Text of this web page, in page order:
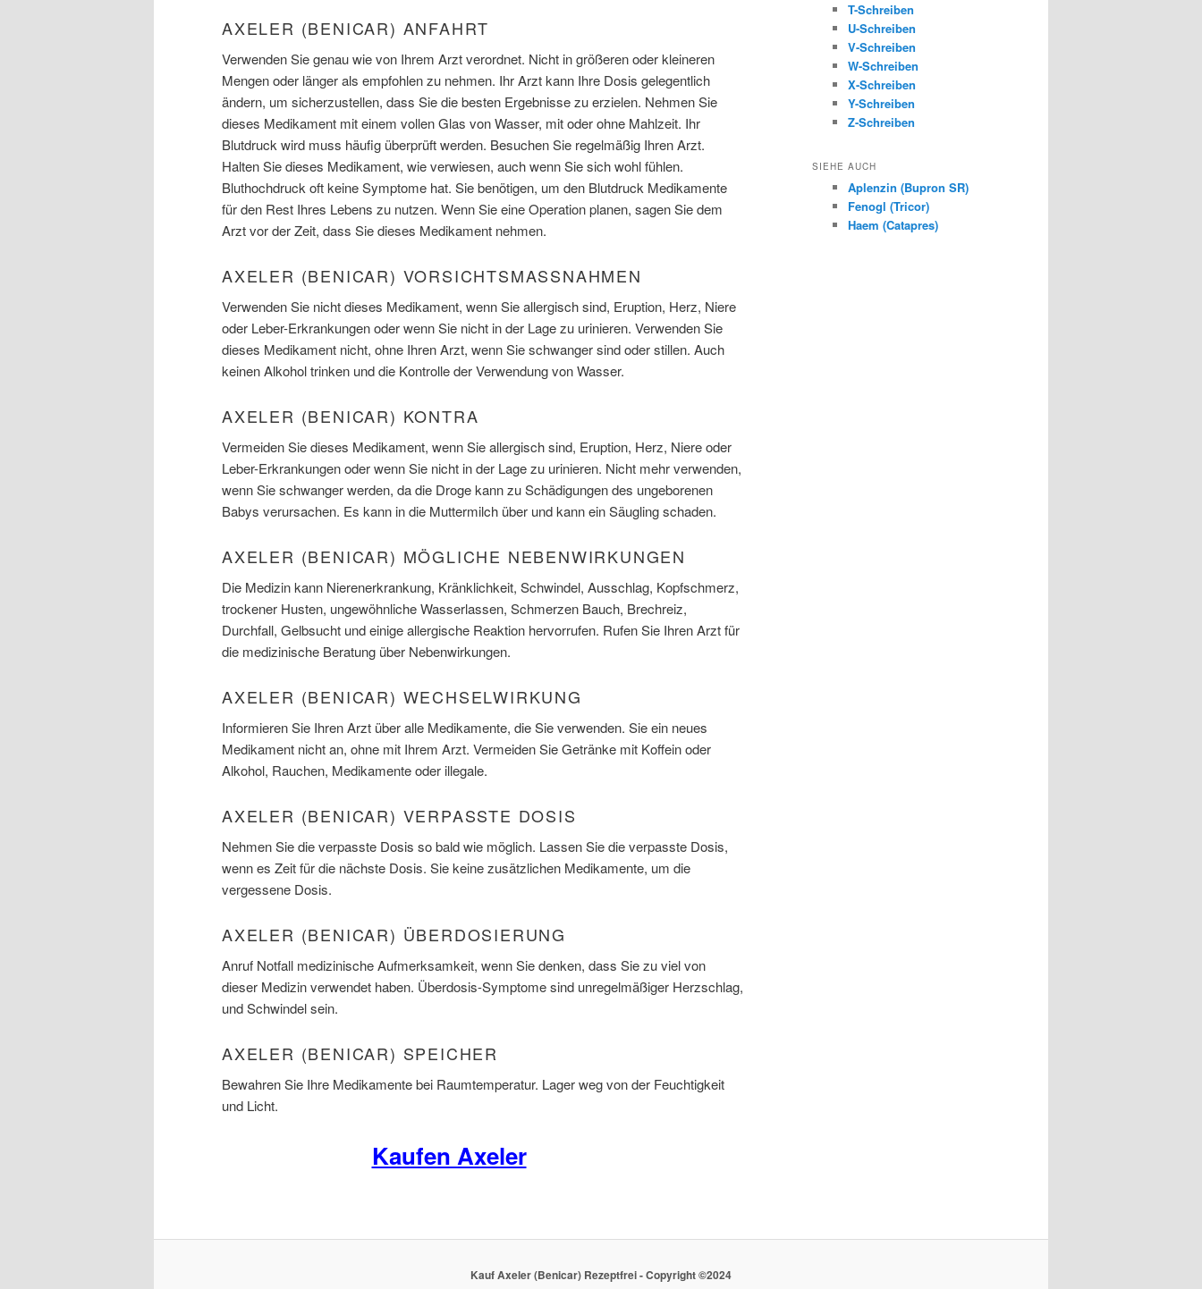
AXELER (BENICAR) ANFAHRT
Verwenden Sie genau wie von Ihrem Arzt verordnet. Nicht in größeren oder kleineren
Mengen oder länger als empfohlen zu nehmen. Ihr Arzt kann Ihre Dosis gelegentlich
ändern, um sicherzustellen, dass Sie die besten Ergebnisse zu erzielen. Nehmen Sie
dieses Medikament mit einem vollen Glas von Wasser, mit oder ohne Mahlzeit. Ihr
Blutdruck wird muss häufig überprüft werden. Besuchen Sie regelmäßig Ihren Arzt.
Halten Sie dieses Medikament, wie verwiesen, auch wenn Sie sich wohl fühlen.
Bluthochdruck oft keine Symptome hat. Sie benötigen, um den Blutdruck Medikamente
für den Rest Ihres Lebens zu nutzen. Wenn Sie eine Operation planen, sagen Sie dem
Arzt vor der Zeit, dass Sie dieses Medikament nehmen.
AXELER (BENICAR) VORSICHTSMASSNAHMEN
Verwenden Sie nicht dieses Medikament, wenn Sie allergisch sind, Eruption, Herz, Niere
oder Leber-Erkrankungen oder wenn Sie nicht in der Lage zu urinieren. Verwenden Sie
dieses Medikament nicht, ohne Ihren Arzt, wenn Sie schwanger sind oder stillen. Auch
keinen Alkohol trinken und die Kontrolle der Verwendung von Wasser.
AXELER (BENICAR) KONTRA
Vermeiden Sie dieses Medikament, wenn Sie allergisch sind, Eruption, Herz, Niere oder
Leber-Erkrankungen oder wenn Sie nicht in der Lage zu urinieren. Nicht mehr verwenden,
wenn Sie schwanger werden, da die Droge kann zu Schädigungen des ungeborenen
Babys verursachen. Es kann in die Muttermilch über und kann ein Säugling schaden.
AXELER (BENICAR) MÖGLICHE NEBENWIRKUNGEN
Die Medizin kann Nierenerkrankung, Kränklichkeit, Schwindel, Ausschlag, Kopfschmerz,
trockener Husten, ungewöhnliche Wasserlassen, Schmerzen Bauch, Brechreiz,
Durchfall, Gelbsucht und einige allergische Reaktion hervorrufen. Rufen Sie Ihren Arzt für
die medizinische Beratung über Nebenwirkungen.
AXELER (BENICAR) WECHSELWIRKUNG
Informieren Sie Ihren Arzt über alle Medikamente, die Sie verwenden. Sie ein neues
Medikament nicht an, ohne mit Ihrem Arzt. Vermeiden Sie Getränke mit Koffein oder
Alkohol, Rauchen, Medikamente oder illegale.
AXELER (BENICAR) VERPASSTE DOSIS
Nehmen Sie die verpasste Dosis so bald wie möglich. Lassen Sie die verpasste Dosis,
wenn es Zeit für die nächste Dosis. Sie keine zusätzlichen Medikamente, um die
vergessene Dosis.
AXELER (BENICAR) ÜBERDOSIERUNG
Anruf Notfall medizinische Aufmerksamkeit, wenn Sie denken, dass Sie zu viel von
dieser Medizin verwendet haben. Überdosis-Symptome sind unregelmäßiger Herzschlag,
und Schwindel sein.
AXELER (BENICAR) SPEICHER
Bewahren Sie Ihre Medikamente bei Raumtemperatur. Lager weg von der Feuchtigkeit
und Licht.
Kaufen Axeler
T-Schreiben
U-Schreiben
V-Schreiben
W-Schreiben
X-Schreiben
Y-Schreiben
Z-Schreiben
SIEHE AUCH
Aplenzin (Bupron SR)
Fenogl (Tricor)
Haem (Catapres)
Kauf Axeler (Benicar) Rezeptfrei - Copyright ©2024